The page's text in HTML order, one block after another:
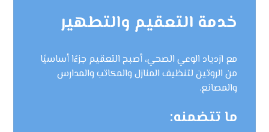
خدمة التعقيم والتطهير
مع ازدياد الوعي الصحي، أصبح التعقيم جزءًا أساسيًا
من الروتين لتنظيف المنازل والمكاتب والمدارس
والمصانع.
ما تتضمنه: